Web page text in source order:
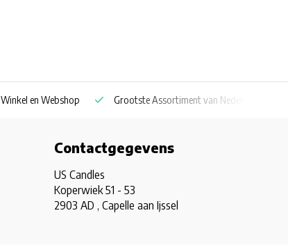
Winkel en Webshop Grootste Assortiment van Nederland &
Contactgegevens
US Candles
Koperwiek 51 - 53
2903 AD , Capelle aan Ijssel